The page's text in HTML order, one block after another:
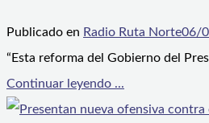
Publicado en Radio Ruta Norte06/
“Esta reforma del Gobierno del
Continuar leyendo ...